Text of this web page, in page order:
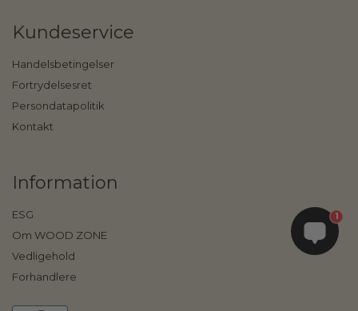
Kundeservice
Handelsbetingelser
Fortrydelsesret
Persondatapolitik
Kontakt
Information
ESG
Om WOOD ZONE
Vedligehold
Forhandlere
1